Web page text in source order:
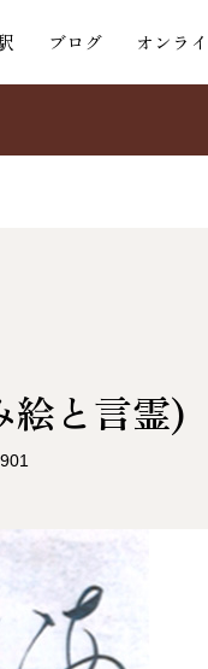
ブログ オンラ
絵と言霊)